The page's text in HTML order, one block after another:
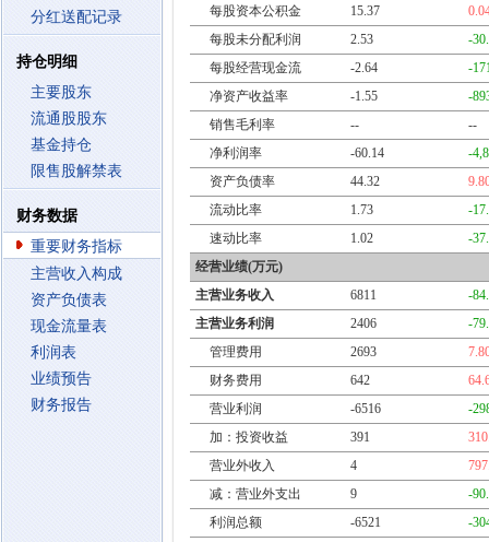
分红送配记录
持仓明细
主要股东
流通股股东
基金持仓
限售股解禁表
财务数据
重要财务指标
主营收入构成
资产负债表
现金流量表
利润表
业绩预告
财务报告
每股资本公积金
15.37
每股未分配利润
2.53
-
每股经营现金流
-2.64
-
净资产收益率
-1.55
-
销售毛利率
--
--
净利润率
-60.14
-
资产负债率
44.32
流动比率
1.73
-
速动比率
1.02
-
经营业绩(万元)
主营业务收入
6811
-
主营业务利润
2406
-
管理费用
2693
财务费用
642
营业利润
-6516
-
加：投资收益
391
营业外收入
4
减：营业外支出
9
-
利润总额
-6521
-